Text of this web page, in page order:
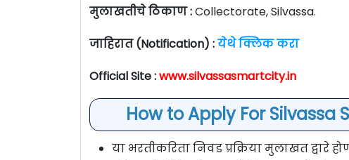
मुलाखतीचे ठिकाण :Collectorate, Silvassa.
जाहिरात (Notification) :येथे क्लिक करा
Official Site :www.silvassasmartcity.in
How to Apply For
या भरतीकरिता निवड प्रक्रिया मुलाखत द्वारे